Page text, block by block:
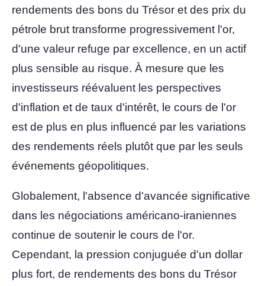
rendements des bons du Trésor et des prix du
pétrole brut transforme progressivement l'or,
d'une valeur refuge par excellence, en un actif
plus sensible au risque. À mesure que les
investisseurs réévaluent les perspectives
d'inflation et de taux d'intérêt, le cours de l'or
est de plus en plus influencé par les variations
des rendements réels plutôt que par les seuls
événements géopolitiques.
Globalement, l'absence d'avancée significative
dans les négociations américano-iraniennes
continue de soutenir le cours de l'or.
Cependant, la pression conjuguée d'un dollar
plus fort, de rendements des bons du Trésor